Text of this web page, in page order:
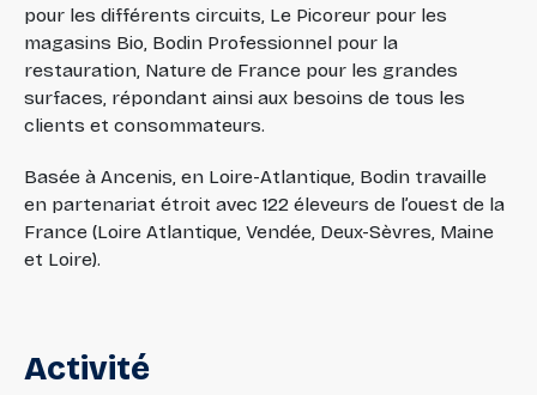
pour les différents circuits, Le Picoreur pour les
magasins Bio, Bodin Professionnel pour la
restauration, Nature de France pour les grandes
surfaces, répondant ainsi aux besoins de tous les
clients et consommateurs.
Basée à Ancenis, en Loire-Atlantique, Bodin travaille
en partenariat étroit avec 122 éleveurs de l’ouest de la
France (Loire Atlantique, Vendée, Deux-Sèvres, Maine
et Loire).
Activité